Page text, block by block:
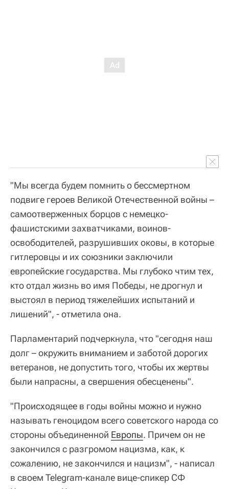
"Мы всегда будем помнить о бессмертном
подвиге героев Великой Отечественной войны –
самоотверженных борцов с немецко-
фашистскими захватчиками, воинов-
освободителей, разрушивших оковы, в которые
гитлеровцы и их союзники заключили
европейские государства. Мы глубоко чтим тех,
кто отдал жизнь во имя Победы, не дрогнул и
выстоял в период тяжелейших испытаний и
лишений", - отметила она.
Парламентарий подчеркнула, что "сегодня наш
долг – окружить вниманием и заботой дорогих
ветеранов, не допустить того, чтобы их жертвы
были напрасны, а свершения обесценены".
"Происходящее в годы войны можно и нужно
называть геноцидом всего советского народа со
стороны объединенной Европы. Причем он не
закончился с разгромом нацизма, как, к
сожалению, не закончился и нацизм", - написал
в своем Telegram-канале вице-спикер СФ